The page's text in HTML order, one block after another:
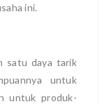
ini.
satu daya tarik
untuk
untuk produk-